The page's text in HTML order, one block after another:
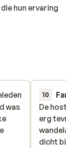
hun ervaring
was
was
10
De
erg
dicht
De
erg
dicht